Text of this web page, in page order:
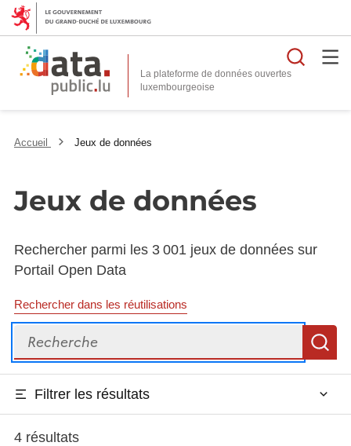
La plateforme de données ouvertes
Accueil Jeux de données
Jeux de données
Rechercher parmi les 3 001 jeux de données sur
Portail Open Data
Rechercher dans les réutilisations
Recherche
Filtrer les résultats
4 résultats